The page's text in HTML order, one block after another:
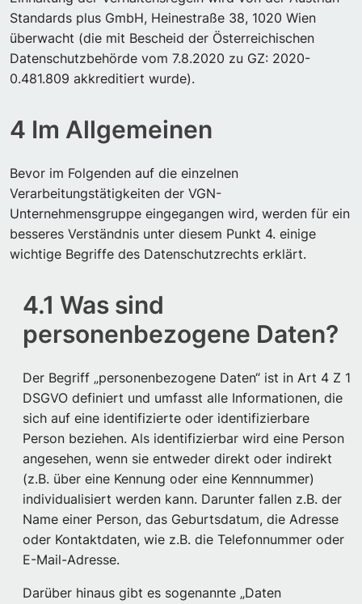
Standards plus GmbH, Heinestraße 38, 1020 Wien
überwacht (die mit Bescheid der Österreichischen
Datenschutzbehörde vom 7.8.2020 zu GZ: 2020-
0.481.809 akkreditiert wurde).
4 Im Allgemeinen
Bevor im Folgenden auf die einzelnen
Verarbeitungstätigkeiten der VGN-
Unternehmensgruppe eingegangen wird, werden für ein
besseres Verständnis unter diesem Punkt 4. einige
wichtige Begriffe des Datenschutzrechts erklärt.
4.1 Was sind
personenbezogene Daten?
Der Begriff „personenbezogene Daten“ ist in Art 4 Z 1
DSGVO definiert und umfasst alle Informationen, die
sich auf eine identifizierte oder identifizierbare
Person beziehen. Als identifizierbar wird eine Person
angesehen, wenn sie entweder direkt oder indirekt
(z.B. über eine Kennung oder eine Kennnummer)
individualisiert werden kann. Darunter fallen z.B. der
Name einer Person, das Geburtsdatum, die Adresse
oder Kontaktdaten, wie z.B. die Telefonnummer oder
E-Mail-Adresse.
Darüber hinaus gibt es sogenannte „Daten